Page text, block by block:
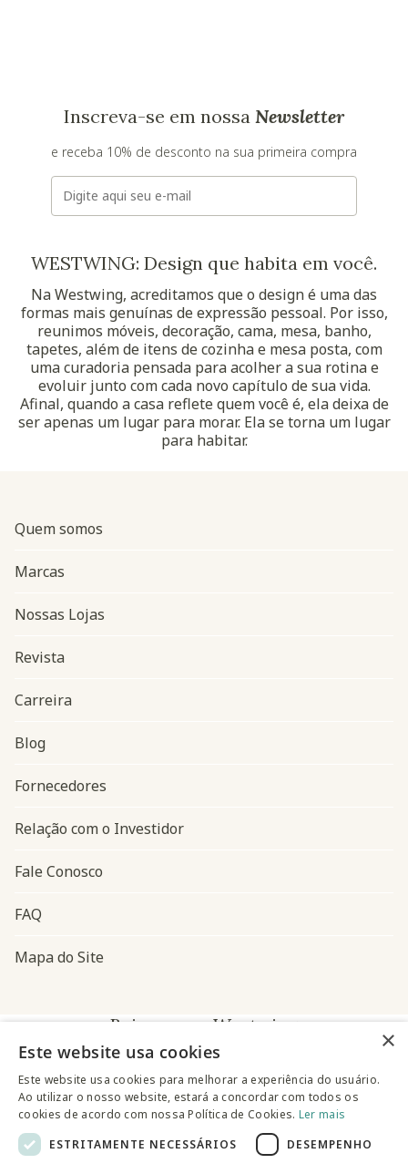
Inscreva-se em nossa Newsletter
e receba 10% de desconto na sua primeira compra
E-mail
WESTWING: Design que habita em você.
Na Westwing, acreditamos que o design é uma das
formas mais genuínas de expressão pessoal. Por isso,
reunimos móveis, decoração, cama, mesa, banho,
tapetes, além de itens de cozinha e mesa posta, com
uma curadoria pensada para acolher a sua rotina e
evoluir junto com cada novo capítulo de sua vida.
Afinal, quando a casa reflete quem você é, ela deixa de
ser apenas um lugar para morar. Ela se torna um lugar
para habitar.
Navegação do rodapé
Quem somos
Marcas
Nossas Lojas
Revista
Carreira
Blog
Fornecedores
Relação com o Investidor
Fale Conosco
FAQ
Mapa do Site
Baixe o app Westwing
×
Este website usa cookies
Este website usa cookies para melhorar a experiência do usuário.
Ao utilizar o nosso website, estará a concordar com todos os
cookies de acordo com nossa Política de Cookies. Ler mais
ESTRITAMENTE NECESSÁRIOS
DESEMPENHO